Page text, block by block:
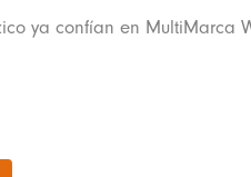
ya confían en MultiMarca